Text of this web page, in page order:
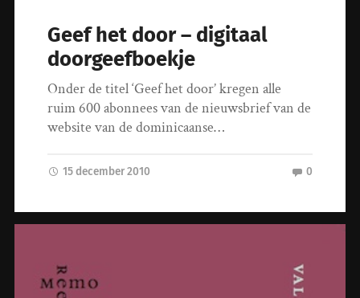
Geef het door – digitaal
doorgeefboekje
Onder de titel ‘Geef het door’ kregen alle
ruim 600 abonnees van de nieuwsbrief van de
website van de dominicaanse…
15 december 2010 0